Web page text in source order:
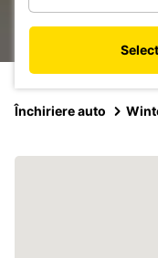
Închiriere auto